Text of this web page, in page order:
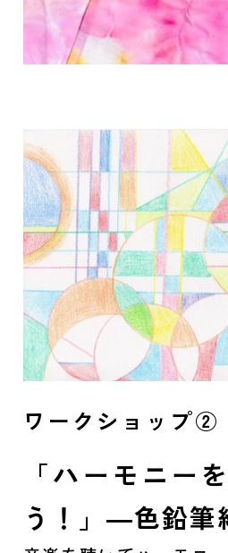
ワークショップ②
「ハーモニー
う！」―色鉛